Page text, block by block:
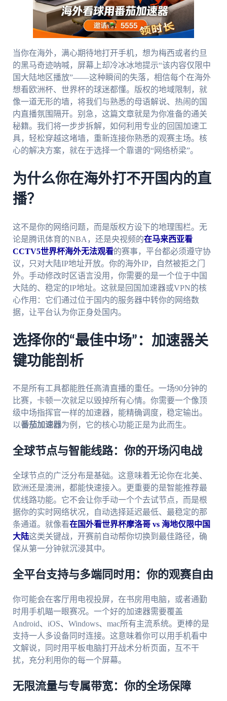
当你在海外，满心期待地打开手机，想为梅西或者约旦
的黑马奇迹呐喊，屏幕上却冷冰冰地提示“该内容仅限中
国大陆地区播放”——这种瞬间的失落，相信每个在海外
想看欧洲杯、世界杯的球迷都懂。版权的地域限制，就
像一道无形的墙，将我们与熟悉的母语解说、热闹的国
内直播氛围隔开。别急，这篇文章就是为你准备的通关
秘籍。我们将一步步拆解，如何利用专业的回国加速工
具，轻松穿越这堵墙，重新连接你熟悉的观赛主场。核
心的解决方案，就在于选择一个靠谱的“网络桥梁”。
为什么你在海外打不开国内的直
播？
这不是你的网络问题，而是版权方设下的地理围栏。无
论是腾讯体育的NBA，还是央视频的在马来西亚看
CCTV5世界杯海外无法观看的赛事，平台都必须遵守协
议，只对大陆IP地址开放。你的海外IP，自然被拒之门
外。手动修改时区语言没用，你需要的是一个位于中国
大陆的、稳定的IP地址。这就是回国加速器或VPN的核
心作用：它们通过位于国内的服务器中转你的网络数
据，让平台认为你正身处国内。
选择你的“最佳中场”：加速器关
键功能剖析
不是所有工具都能胜任高清直播的重任。一场90分钟的
比赛，卡顿一次就足以毁掉所有心情。你需要一个像顶
级中场指挥官一样的加速器，能精确调度，稳定输出。
以番茄加速器为例，它的核心功能正是为此而生。
全球节点与智能线路：你的开场闪电战
全球节点的广泛分布是基础。这意味着无论你在北美、
欧洲还是澳洲，都能快速接入。更重要的是智能推荐最
优线路功能。它不会让你手动一个个去试节点，而是根
据你的实时网络状况，自动选择延迟最低、最稳定的那
条通道。就像看在国外看世界杯摩洛哥 vs 海地仅限中国
大陆这类关键战，开赛前自动帮你切换到最佳路径，确
保从第一分钟就沉浸其中。
全平台支持与多端同时用：你的观赛自由
你可能会在客厅用电视投屏，在书房用电脑，或者通勤
时用手机瞄一眼赛况。一个好的加速器需要覆盖
Android、iOS、Windows、mac所有主流系统。更棒的是
支持一人多设备同时连接。这意味着你可以用手机看中
文解说，同时用平板电脑打开战术分析页面，互不干
扰，充分利用你的每一个屏幕。
无限流量与专属带宽：你的全场保障